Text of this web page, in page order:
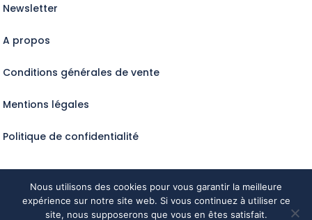
Newsletter
A propos
Conditions générales de vente
Mentions légales
Politique de confidentialité
Tous droits réservés @Teeltee2024
Nous utilisons des cookies pour vous garantir la meilleure
expérience sur notre site web. Si vous continuez à utiliser ce
site, nous supposerons que vous en êtes satisfait.